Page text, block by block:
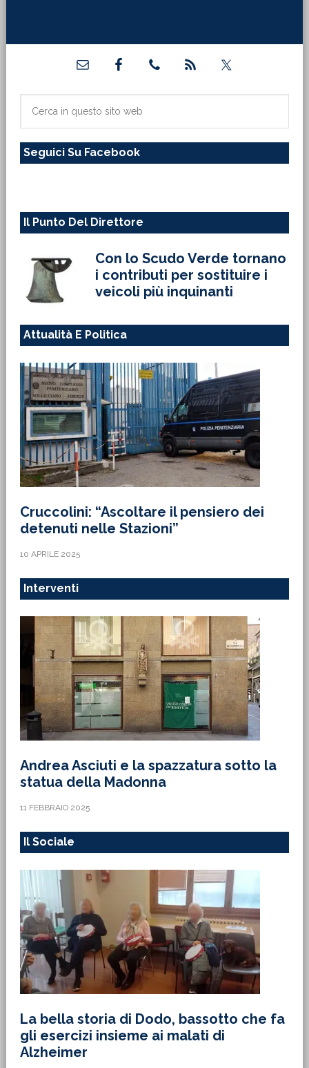
primaria
sito
Seguici Su Facebook
Il Punto Del Direttore
Con lo Scudo Verde tornano
i contributi per sostituire i
veicoli più inquinanti
Attualità E Politica
Cruccolini: “Ascoltare il pensiero dei
detenuti nelle Stazioni”
10 APRILE 2025
Interventi
Andrea Asciuti e la spazzatura sotto la
statua della Madonna
11 FEBBRAIO 2025
Il Sociale
La bella storia di Dodo, bassotto che fa
gli esercizi insieme ai malati di
Alzheimer